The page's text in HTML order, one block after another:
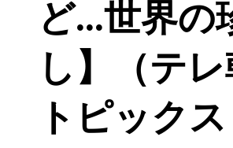
ど...世界
し】（テ
トピック